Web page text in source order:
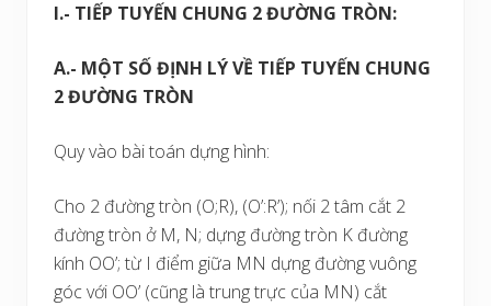
I.- TIẾP TUYẾN CHUNG 2 ĐƯỜNG TRÒN:
A.- MỘT SỐ ĐỊNH LÝ VỀ TIẾP TUYẾN CHUNG
2 ĐƯỜNG TRÒN
Quy vào bài toán dựng hình:
Cho 2 đường tròn (O;R), (O’:R’); nối 2 tâm cắt 2
đường tròn ở M, N; dựng đường tròn K đường
kính OO’; từ I điểm giữa MN dựng đường vuông
góc với OO’ (cũng là trung trực của MN) cắt